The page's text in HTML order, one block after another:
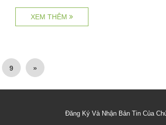
XEM THÊM
9 »
Đăng Ký Và Nhận Bản Tin Của